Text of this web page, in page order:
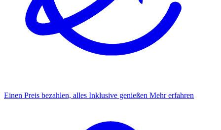
Einen Preis bezahlen, alles Inklusive genießen Mehr erfahren